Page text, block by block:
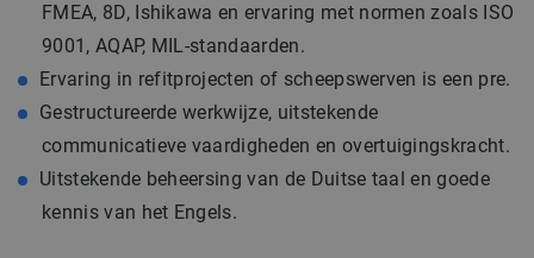
FMEA, 8D, Ishikawa en ervaring met normen zoals ISO
9001, AQAP, MIL-standaarden.
Ervaring in refitprojecten of scheepswerven is een pre.
Gestructureerde werkwijze, uitstekende
communicatieve vaardigheden en overtuigingskracht.
Uitstekende beheersing van de Duitse taal en goede
kennis van het Engels.